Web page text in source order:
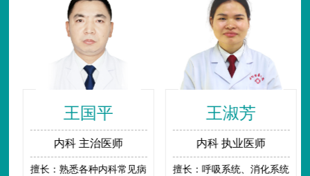
王国平
内科 主治医师
擅长：熟悉各种内科常见病
王淑芳
内科 执业医师
擅长：呼吸系统、消化系统